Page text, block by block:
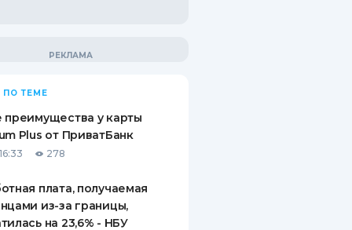
ВИНЬЕТКА
СОТРУДНИКОВ
ОТ
СЛУЧАЕВ
ВОПРОСЫ И ОТВЕТЫ
ПУТЕВОДИТЕЛИ ПО
ПО ТЕМЕ
преимущества у карты
Plus от ПриватБанк
278
плата, получаемая
из-за границы,
на 23,6% - НБУ